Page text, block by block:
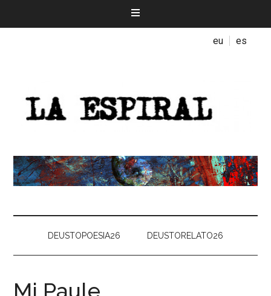
eu es
DEUSTOPOESIA26 DEUSTORELATO26
Mi Paule